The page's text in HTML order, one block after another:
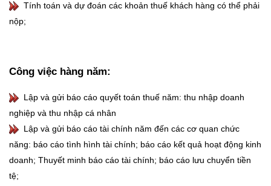
Tính toán và dự đoán các khoản thuế khách hàng có thể phải
nộp;
Công việc hàng năm:
Lập và gửi báo cáo quyết toán thuế năm: thu nhập doanh
nghiệp và thu nhập cá nhân
Lập và gửi báo cáo tài chính năm đến các cơ quan chức
năng: báo cáo tình hình tài chính; báo cáo kết quả hoạt động kinh
doanh; Thuyết minh báo cáo tài chính; báo cáo lưu chuyển tiền
tệ;